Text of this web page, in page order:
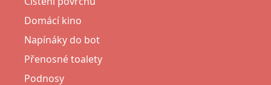
Domácí kino
Napínáky do bot
Přenosné toalety
Podnosy